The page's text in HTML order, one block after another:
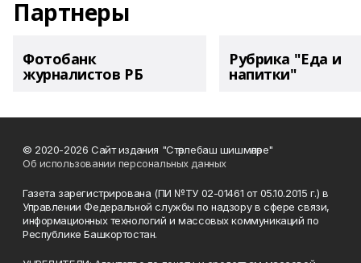
Партнеры
Фотобанк
журналистов РБ
Рубрика "Еда и
напитки"
© 2020-2026 Сайт издания "Стәрлебаш шишмәләре"
Об использовании персональных данных
Газета зарегистрирована (ПИ №ТУ 02-01461 от 05.10.2015 г.) в
Управлении Федеральной службы по надзору в сфере связи,
информационных технологий и массовых коммуникаций по
Республике Башкортостан.